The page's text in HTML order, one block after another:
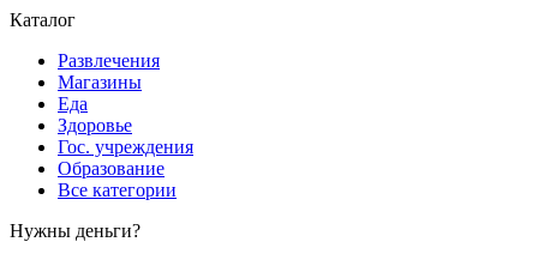
Каталог
Развлечения
Магазины
Еда
Здоровье
Гос. учреждения
Образование
Все категории
Нужны деньги?